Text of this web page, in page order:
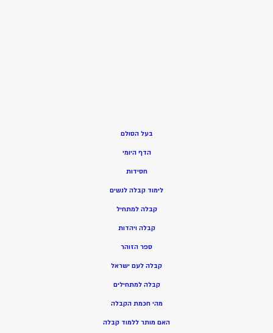
בעל הסולם
הדף היומי
חסידות
לימוד קבלה לנשים
קבלה למתחיל
קבלה ויהדות
ספר הזוהר
קבלה לעם ישראל
קבלה למתחילים
מהי חכמת הקבלה
האם מותר ללמוד קבלה